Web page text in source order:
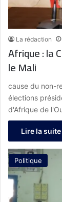
La rédaction
Afrique : la Cedeao adopte des sanctions contre
le Mali
cause du non-
élections
d'Afrique de
Lire la suite
Politique